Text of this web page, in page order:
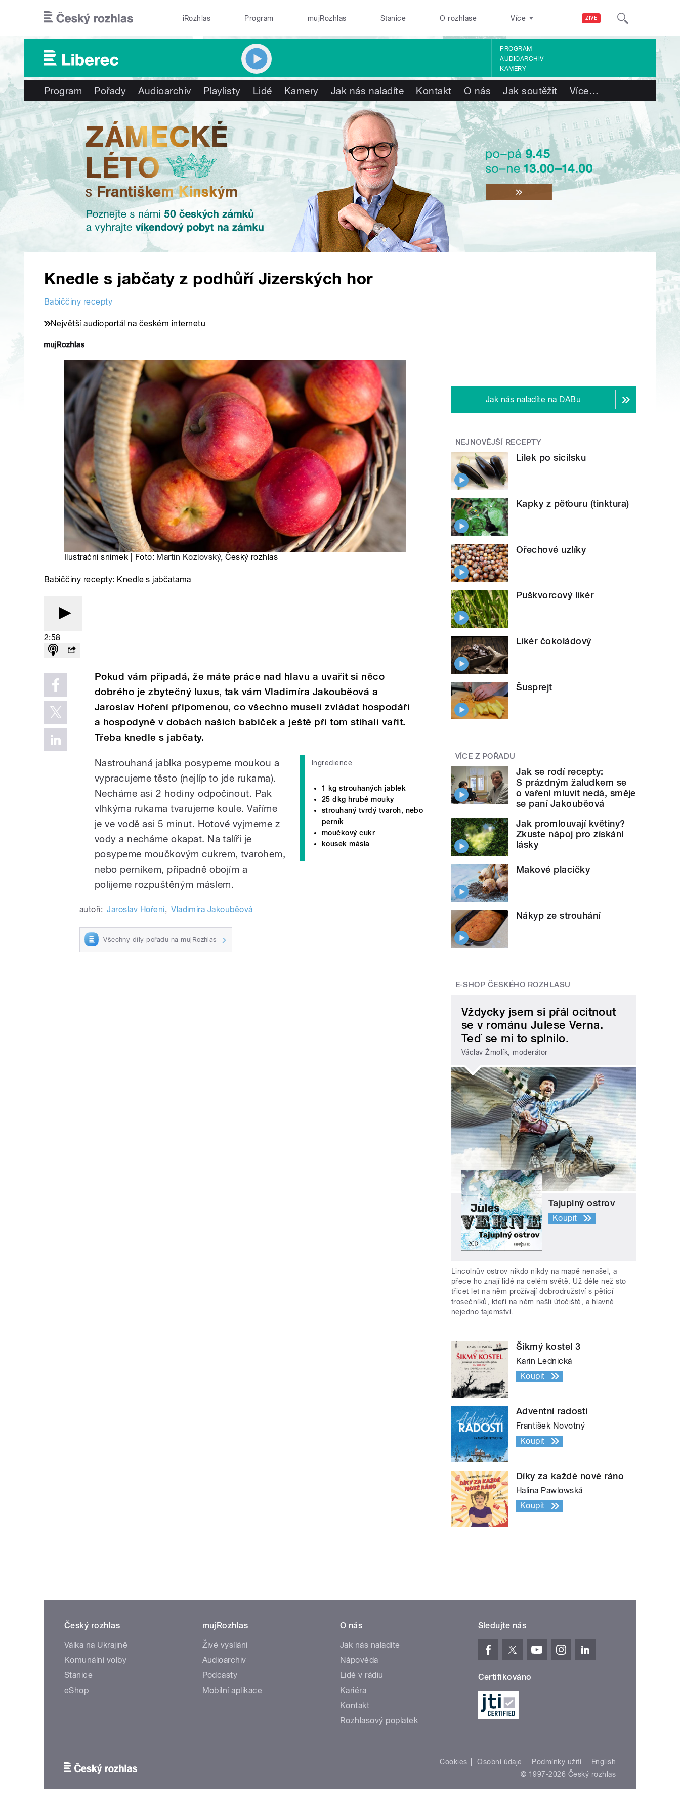
ŽIVĚ
iRozhlas Program mujRozhlas Stanice O rozhlase Více
PROGRAM
AUDIOARCHIV
KAMERY
Program Pořady Audioarchiv Playlisty Lidé Kamery Jak nás naladíte Kontakt O nás Jak soutěžit Více…
Knedle s jabčaty z podhůří Jizerských hor
Babiččiny recepty
Největší audioportál na českém internetu
Ilustrační snímek | Foto: Martin Kozlovský, Český rozhlas
Babiččiny recepty: Knedle s jabčatama
2:58
Pokud vám připadá, že máte práce nad hlavu a uvařit si něco
dobrého je zbytečný luxus, tak vám Vladimíra Jakouběová a
Jaroslav Hoření připomenou, co všechno museli zvládat hospodáři
a hospodyně v dobách našich babiček a ještě při tom stihali vařit.
Třeba knedle s jabčaty.
Ingredience
1 kg strouhaných jablek
25 dkg hrubé mouky
strouhaný tvrdý tvaroh, nebo
perník
moučkový cukr
kousek másla
Nastrouhaná jablka posypeme moukou a
vypracujeme těsto (nejlíp to jde rukama).
Necháme asi 2 hodiny odpočinout. Pak
vlhkýma rukama tvarujeme koule. Vaříme
je ve vodě asi 5 minut. Hotové vyjmeme z
vody a necháme okapat. Na talíři je
posypeme moučkovým cukrem, tvarohem,
nebo perníkem, případně obojím a
polijeme rozpuštěným máslem.
autoři: Jaroslav Hoření, Vladimíra Jakouběová
Všechny díly pořadu na mujRozhlas
Jak nás naladíte na DABu
NEJNOVĚJŠÍ RECEPTY
Lilek po sicilsku
Kapky z pěťouru (tinktura)
Ořechové uzlíky
Puškvorcový likér
Likér čokoládový
Šusprejt
VÍCE Z POŘADU
Jak se rodí recepty:
S prázdným žaludkem se
o vaření mluvit nedá, směje
se paní Jakouběová
Jak promlouvají květiny?
Zkuste nápoj pro získání
lásky
Makové placičky
Nákyp ze strouhání
E-SHOP ČESKÉHO ROZHLASU
Vždycky jsem si přál ocitnout
se v románu Julese Verna.
Teď se mi to splnilo.
Václav Žmolík, moderátor
Tajuplný ostrov
Koupit
Lincolnův ostrov nikdo nikdy na mapě nenašel, a
přece ho znají lidé na celém světě. Už déle než sto
třicet let na něm prožívají dobrodružství s pěticí
trosečníků, kteří na něm našli útočiště, a hlavně
nejedno tajemství.
Šikmý kostel 3
Karin Lednická
Koupit
Adventní radosti
František Novotný
Koupit
Díky za každé nové ráno
Halina Pawlowská
Koupit
Český rozhlas
Válka na Ukrajině
Komunální volby
Stanice
eShop
mujRozhlas
Živé vysílání
Audioarchiv
Podcasty
Mobilní aplikace
O nás
Jak nás naladíte
Nápověda
Lidé v rádiu
Kariéra
Kontakt
Rozhlasový poplatek
Sledujte nás
Certifikováno
Cookies Osobní údaje Podmínky užití
English
© 1997-2026 Český rozhlas